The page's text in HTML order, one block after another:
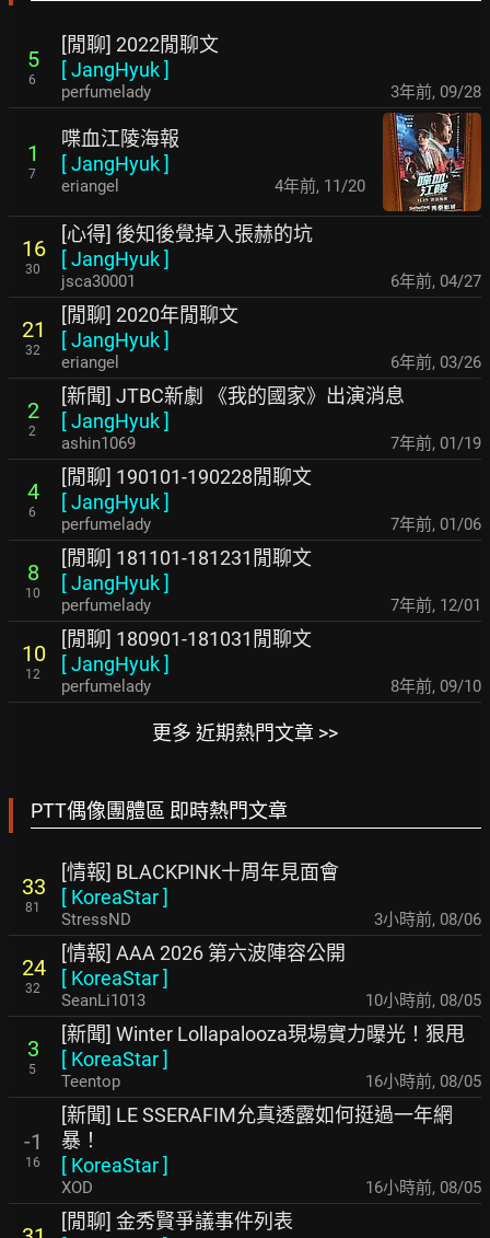
5
6
[閒聊] 2022閒聊文
[JangHyuk]
perfumelady 3年前, 09/28
1
7
喋血江陵海報
[JangHyuk]
eriangel 4年前, 11/20
16
30
[心得] 後知後覺掉入張赫的坑
[JangHyuk]
jsca30001 6年前, 04/27
21
32
[閒聊] 2020年閒聊文
[JangHyuk]
eriangel 6年前, 03/26
2
2
[新聞] JTBC新劇 《我的國家》出演消息
[JangHyuk]
ashin1069 7年前, 01/19
4
6
[閒聊] 190101-190228閒聊文
[JangHyuk]
perfumelady 7年前, 01/06
8
10
[閒聊] 181101-181231閒聊文
[JangHyuk]
perfumelady 7年前, 12/01
10
12
[閒聊] 180901-181031閒聊文
[JangHyuk]
perfumelady 8年前, 09/10
更多 近期熱門文章 >>
PTT偶像團體區 即時熱門文章
33
81
[情報] BLACKPINK十周年見面會
[ KoreaStar]
StressND 3小時前, 08/06
24
32
[情報] AAA 2026 第六波陣容公開
[ KoreaStar]
SeanLi1013 10小時前, 08/05
3
5
[新聞] Winter Lollapalooza現場實力曝光！狠甩
[ KoreaStar]
Teentop 16小時前, 08/05
-1
16
[新聞] LE SSERAFIM允真透露如何挺過一年網
暴！
[ KoreaStar]
XOD 16小時前, 08/05
[閒聊] 金秀賢爭議事件列表